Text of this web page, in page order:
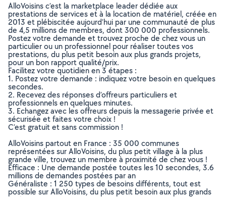
AlloVoisins c’est la marketplace leader dédiée aux
prestations de services et à la location de matériel, créée en
2013 et plébiscitée aujourd’hui par une communauté de plus
de 4,5 millions de membres, dont 300 000 professionnels.
Postez votre demande et trouvez proche de chez vous un
particulier ou un professionnel pour réaliser toutes vos
prestations, du plus petit besoin aux plus grands projets,
pour un bon rapport qualité/prix.
Facilitez votre quotidien en 3 étapes :
1. Postez votre demande : indiquez votre besoin en quelques
secondes.
2. Recevez des réponses d’offreurs particuliers et
professionnels en quelques minutes.
3. Echangez avec les offreurs depuis la messagerie privée et
sécurisée et faites votre choix !
C’est gratuit et sans commission !
AlloVoisins partout en France : 35 000 communes
représentées sur AlloVoisins, du plus petit village à la plus
grande ville, trouvez un membre à proximité de chez vous !
Efficace : Une demande postée toutes les 10 secondes, 3.6
millions de demandes postées par an
Généraliste : 1 250 types de besoins différents, tout est
possible sur AlloVoisins, du plus petit besoin aux plus grands